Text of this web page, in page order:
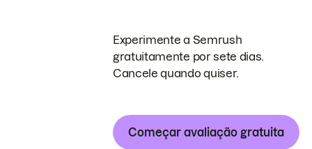
Experimente a Semrush
gratuitamente por sete dias.
Cancele quando quiser.
Começar avaliação gratuita